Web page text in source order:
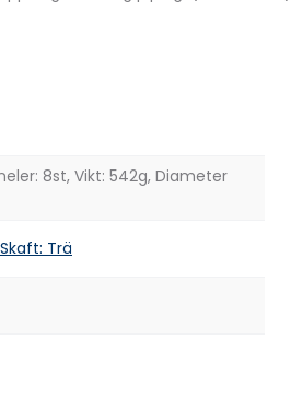
8st, Vikt: 542g, Diameter
Trä